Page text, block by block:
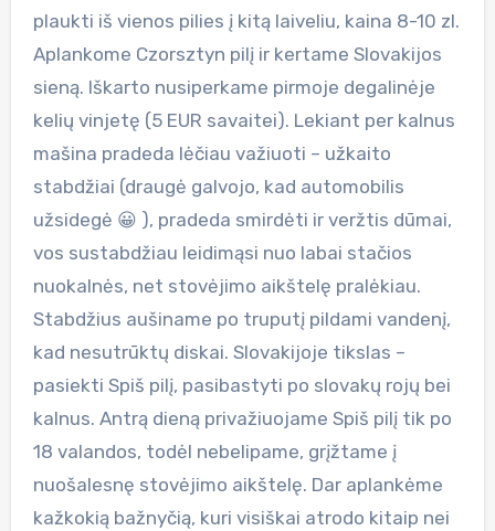
plaukti iš vienos pilies į kitą laiveliu, kaina 8-10 zl.
Aplankome Czorsztyn pilį ir kertame Slovakijos
sieną. Iškarto nusiperkame pirmoje degalinėje
kelių vinjetę (5 EUR savaitei). Lekiant per kalnus
mašina pradeda lėčiau važiuoti – užkaito
stabdžiai (draugė galvojo, kad automobilis
užsidegė 😀 ), pradeda smirdėti ir veržtis dūmai,
vos sustabdžiau leidimąsi nuo labai stačios
nuokalnės, net stovėjimo aikštelę pralėkiau.
Stabdžius aušiname po truputį pildami vandenį,
kad nesutrūktų diskai. Slovakijoje tikslas –
pasiekti Spiš pilį, pasibastyti po slovakų rojų bei
kalnus. Antrą dieną privažiuojame Spiš pilį tik po
18 valandos, todėl nebelipame, grįžtame į
nuošalesnę stovėjimo aikštelę. Dar aplankėme
kažkokią bažnyčią, kuri visiškai atrodo kitaip nei